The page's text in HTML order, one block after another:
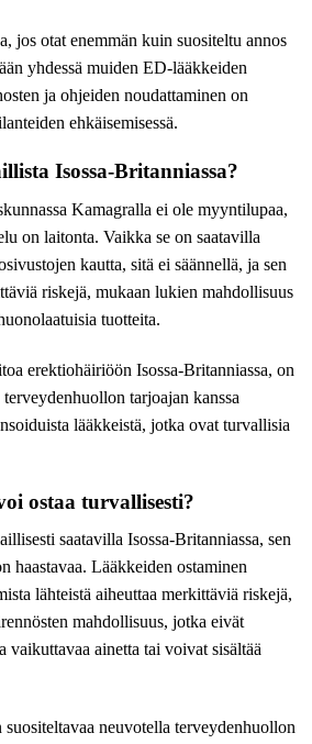
jos otat enemmän kuin suositeltu annos
yhdessä muiden ED-lääkkeiden
ja ohjeiden noudattaminen on
ehkäisemisessä.
Isossa-Britanniassa?
Kamagralla ei ole myyntilupaa,
on laitonta. Vaikka se on saatavilla
kautta, sitä ei säännellä, ja sen
riskejä, mukaan lukien mahdollisuus
tuotteita.
erektiohäiriöön Isossa-Britanniassa, on
tarjoajan kanssa
lääkkeistä, jotka ovat turvallisia
ostaa turvallisesti?
saatavilla Isossa-Britanniassa, sen
haastavaa. Lääkkeiden ostaminen
lähteistä aiheuttaa merkittäviä riskejä,
mahdollisuus, jotka eivät
vaikuttavaa ainetta tai voivat sisältää
neuvotella terveydenhuollon